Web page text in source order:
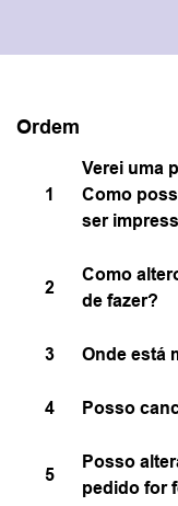
Ordem
1
Verei uma
Como
ser
2
Como
de fazer?
3 Onde está
4 Posso
5
Posso
pedido for